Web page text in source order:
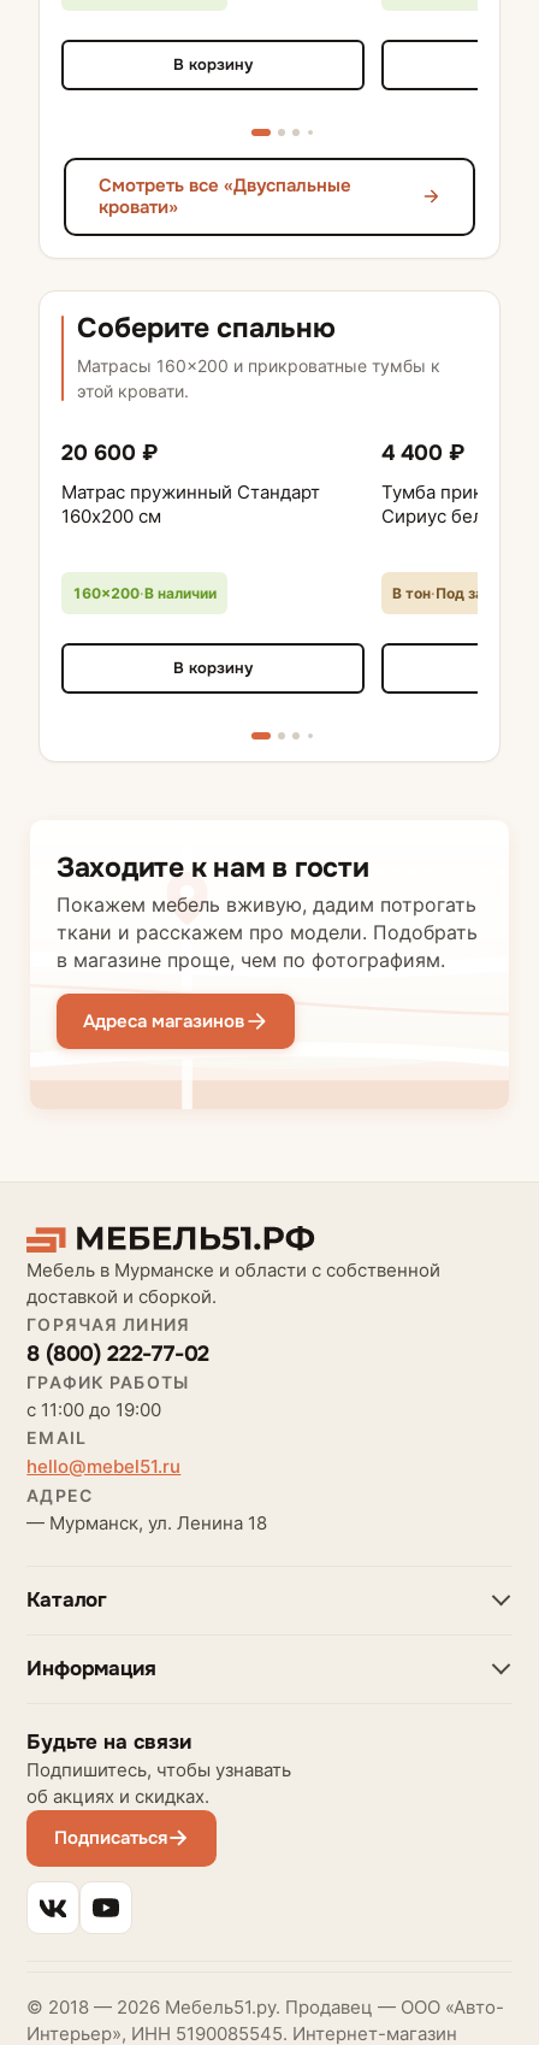
В корзину
Смотреть все «Двуспальные
кровати»
Соберите спальню
Матрасы 160×200 и прикроватные тумбы к
этой кровати.
20 600 ₽
Матрас пружинный Стандарт
160х200 см
160×200·В наличии
В корзину
4 400 ₽
Тумба
Сириус белая
В тон·Под заказ
Заходите к нам в гости
Покажем мебель вживую, дадим потрогать
ткани и расскажем про модели. Подобрать
в магазине проще, чем по фотографиям.
Адреса магазинов
Мебель в Мурманске и области с собственной
доставкой и сборкой.
ГОРЯЧАЯ ЛИНИЯ
8 (800) 222-77-02
ГРАФИК РАБОТЫ
с 11:00 до 19:00
EMAIL
hello@mebel51.ru
АДРЕС
— Мурманск, ул. Ленина 18
Каталог
Информация
Будьте на связи
Подпишитесь, чтобы узнавать
об акциях и скидках.
Подписаться
© 2018 — 2026 Мебель51.ру. Продавец — ООО «Авто-
Интерьер», ИНН 5190085545. Интернет-магазин